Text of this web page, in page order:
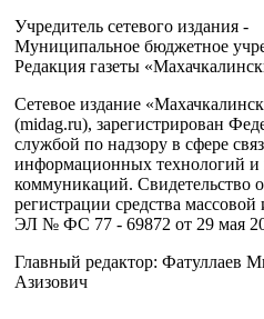
Учредитель сетевого издания -
Муниципальное бюджетное
Редакция газеты
Сетевое издание
(midag.ru), зарегистрирован
службой по надзору в сфере
информационных технологий и
коммуникаций. Свидетельство о
регистрации средства
ЭЛ № ФС 77 - 69872 от 29 мая
Главный редактор: Фатуллаев
Азизович